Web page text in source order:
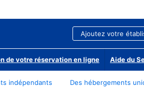
Ajoutez votre
de votre réservation en ligne Aide du
indépendants
Des hébergements